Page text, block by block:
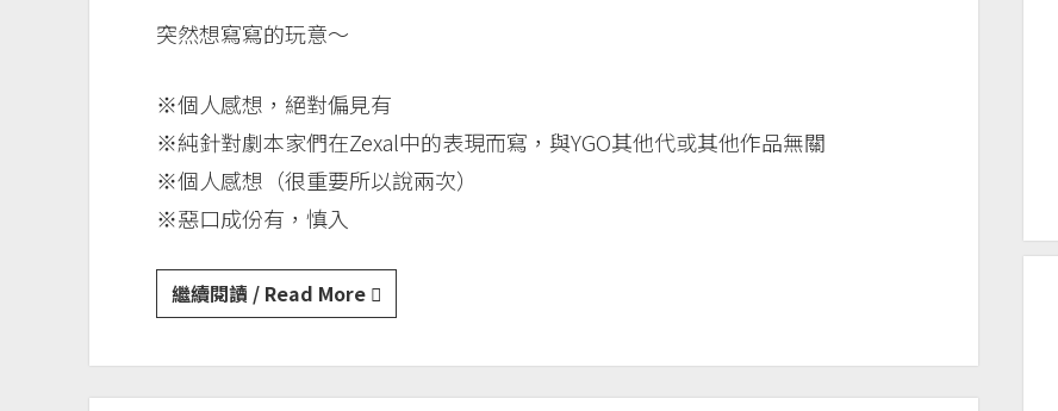
突然想寫寫的玩意～
※個人感想，絕對偏見有
※純針對劇本家們在Zexal中的表現而寫，與YGO其他代或其他作品無關
※個人感想（很重要所以說兩次）
※惡口成份有，慎入
繼續閱讀 / Read More遊
戲